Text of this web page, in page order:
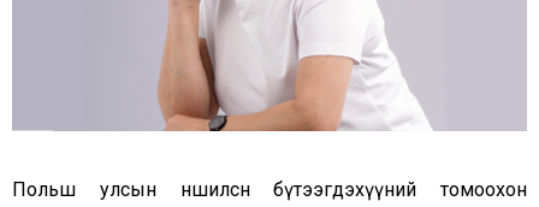
Польш улсын нөөшилсөн бүтээгдэхүүний томоохон